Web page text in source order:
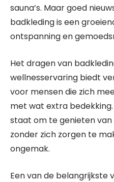
sauna’s. Maar goed
badkleding is een
ontspanning en
Het dragen van
wellnesservaring biedt
voor mensen die zich
met wat extra
staat om te genieten
zonder zich zorgen te
ongemak.
Een van de belangrijkste